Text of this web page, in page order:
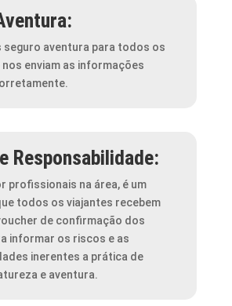
seguro aventura para todos os
enviam as informações
Responsabilidade:
profissionais na área, é um
todos os viajantes recebem
de confirmação dos
informar os riscos e as
inerentes a prática de
e aventura.